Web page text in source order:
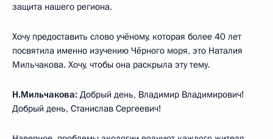
защита нашего региона.
Хочу предоставить слово учёному, которая более 40 лет
посвятила именно изучению Чёрного моря, это Наталия
Мильчакова. Хочу, чтобы она раскрыла эту тему.
Н.Мильчакова: Добрый день, Владимир Владимирович!
Добрый день, Станислав Сергеевич!